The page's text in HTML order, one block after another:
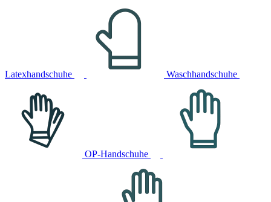
Latexhandschuhe Waschhandschuhe
OP-Handschuhe